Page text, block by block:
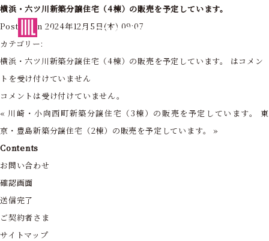
フォーライフ株式会社
横浜・六ツ川新築分譲住宅（4棟）の販売を予定しています。
Posted on 2024年12月5日(木) 09:07
カテゴリー:
横浜・六ツ川新築分譲住宅（4棟）の販売を予定しています。 はコメン
トを受け付けていません
コメントは受け付けていません。
« 川崎・小向西町新築分譲住宅（3棟）の販売を予定しています。
東
京・豊島新築分譲住宅（2棟）の販売を予定しています。
»
Contents
お問い合わせ
確認画面
送信完了
ご契約者さま
サイトマップ